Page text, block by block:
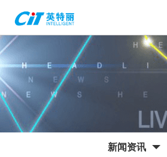
新闻资讯